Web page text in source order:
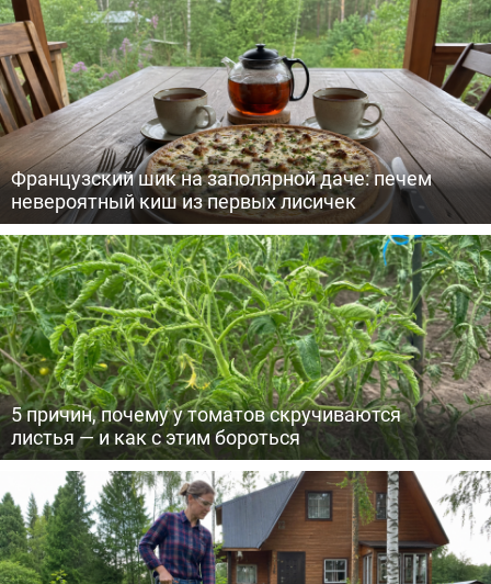
Французский шик на заполярной даче: печем
невероятный киш из первых лисичек
5 причин, почему у томатов скручиваются
листья — и как с этим бороться